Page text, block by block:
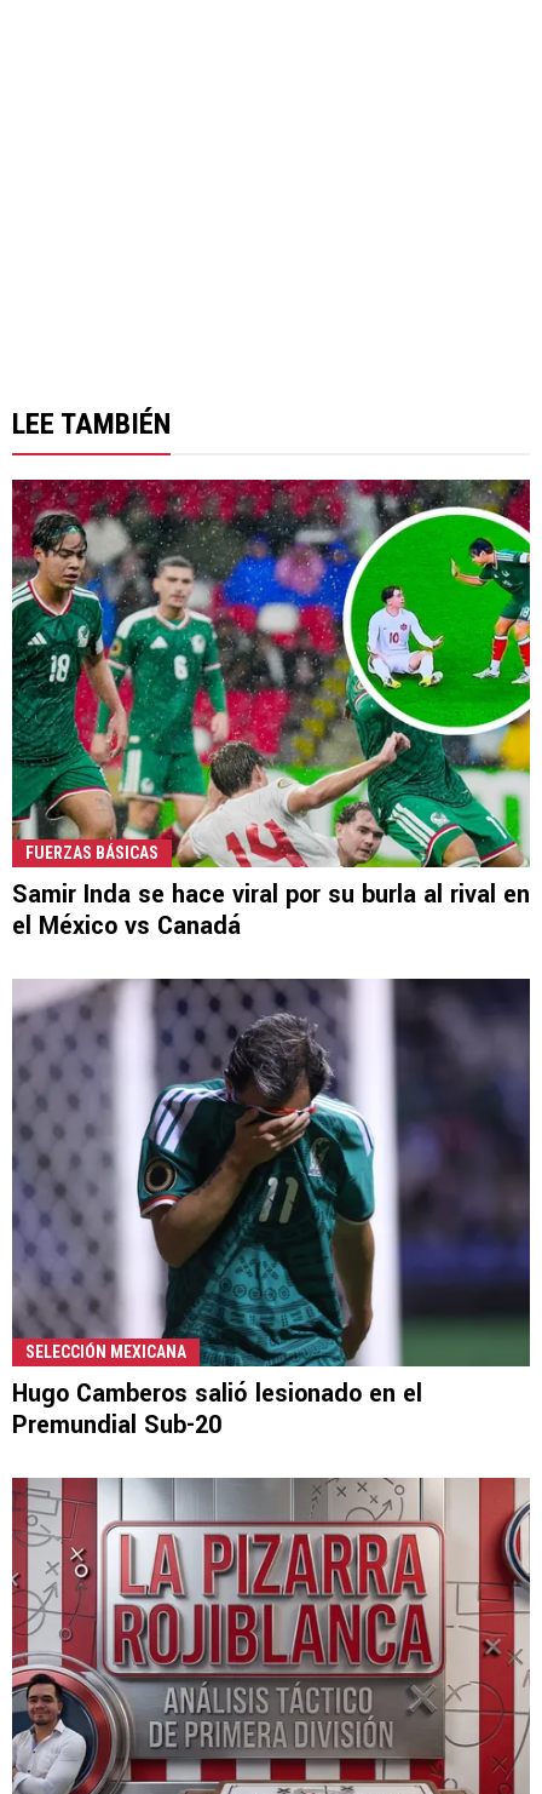
LEE TAMBIÉN
FUERZAS BÁSICAS
Samir Inda se hace viral por su burla al rival en
el México vs Canadá
SELECCIÓN MEXICANA
Hugo Camberos salió lesionado en el
Premundial Sub-20